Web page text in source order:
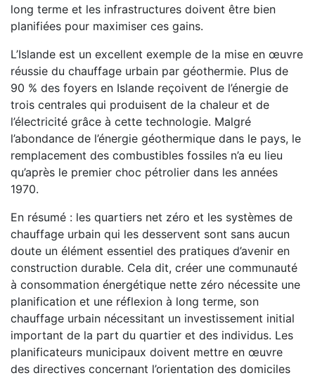
long terme et les infrastructures doivent être bien
planifiées pour maximiser ces gains.
L’Islande est un excellent exemple de la mise en œuvre
réussie du chauffage urbain par géothermie. Plus de
90 % des foyers en Islande reçoivent de l’énergie de
trois centrales qui produisent de la chaleur et de
l’électricité grâce à cette technologie. Malgré
l’abondance de l’énergie géothermique dans le pays, le
remplacement des combustibles fossiles n’a eu lieu
qu’après le premier choc pétrolier dans les années
1970.
En résumé : les quartiers net zéro et les systèmes de
chauffage urbain qui les desservent sont sans aucun
doute un élément essentiel des pratiques d’avenir en
construction durable. Cela dit, créer une communauté
à consommation énergétique nette zéro nécessite une
planification et une réflexion à long terme, son
chauffage urbain nécessitant un investissement initial
important de la part du quartier et des individus. Les
planificateurs municipaux doivent mettre en œuvre
des directives concernant l’orientation des domiciles